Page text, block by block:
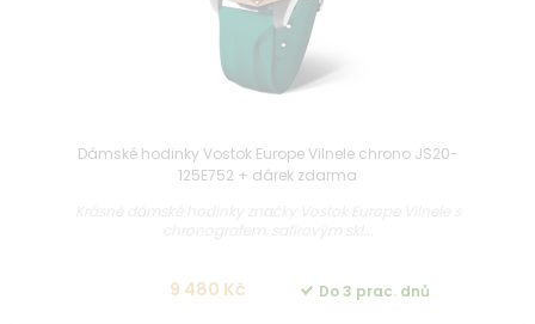
Dámské hodinky Vostok Europe Vilnele chrono JS20-
125E752 + dárek zdarma
9 480 Kč Do 3 prac. dnů